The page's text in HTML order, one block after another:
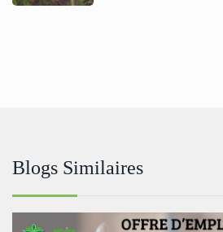
Blogs Similaires